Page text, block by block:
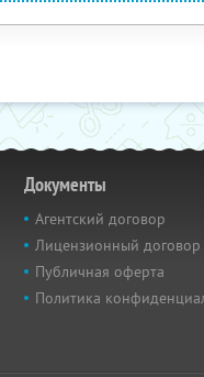
Документы
Агентский договор
Лицензионный договор
Публичная оферта
Политика